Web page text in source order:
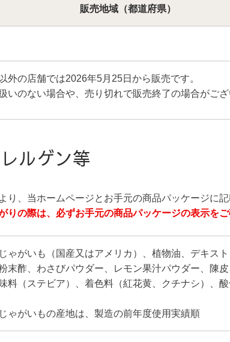
販売地域 （都道府県）
の店舗では2026年5月25日から販売です。
のない場合や、売り切れで販売終了の場合がござ
ルゲン等
り、当ホームページとお手元の商品パッケージに
りの際は、必ずお手元の商品パッケージの表示をご
じゃがいも（国産又はアメリカ）、植物油、デキス
末酢、わさびパウダー、レモン果汁パウダー、陳
料（ステビア）、着色料（紅花黄、クチナシ）、酸
じゃがいもの産地は、製造の前年度使用実績順